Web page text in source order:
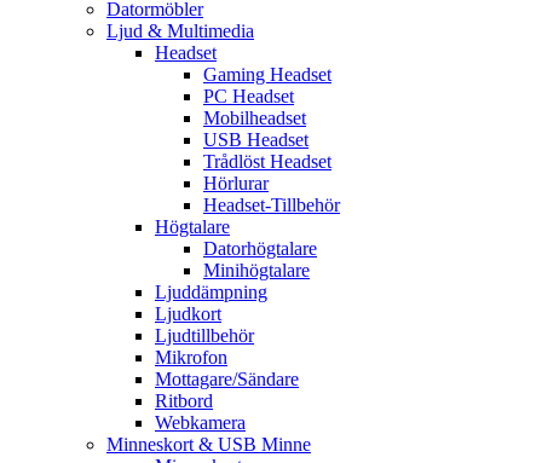
Datormöbler
Ljud & Multimedia
Headset
Gaming Headset
PC Headset
Mobilheadset
USB Headset
Trådlöst Headset
Hörlurar
Headset-Tillbehör
Högtalare
Datorhögtalare
Minihögtalare
Ljuddämpning
Ljudkort
Ljudtillbehör
Mikrofon
Mottagare/Sändare
Ritbord
Webkamera
Minneskort & USB Minne